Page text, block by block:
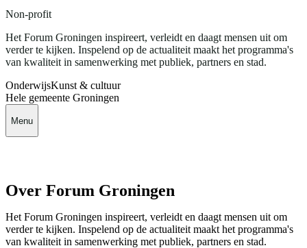
Non-profit
Het Forum Groningen inspireert, verleidt en daagt mensen uit om
verder te kijken. Inspelend op de actualiteit maakt het programma's
van kwaliteit in samenwerking met publiek, partners en stad.
OnderwijsKunst & cultuur
Hele gemeente Groningen
Menu
Over Forum Groningen
Het Forum Groningen inspireert, verleidt en daagt mensen uit om
verder te kijken. Inspelend op de actualiteit maakt het programma's
van kwaliteit in samenwerking met publiek, partners en stad.